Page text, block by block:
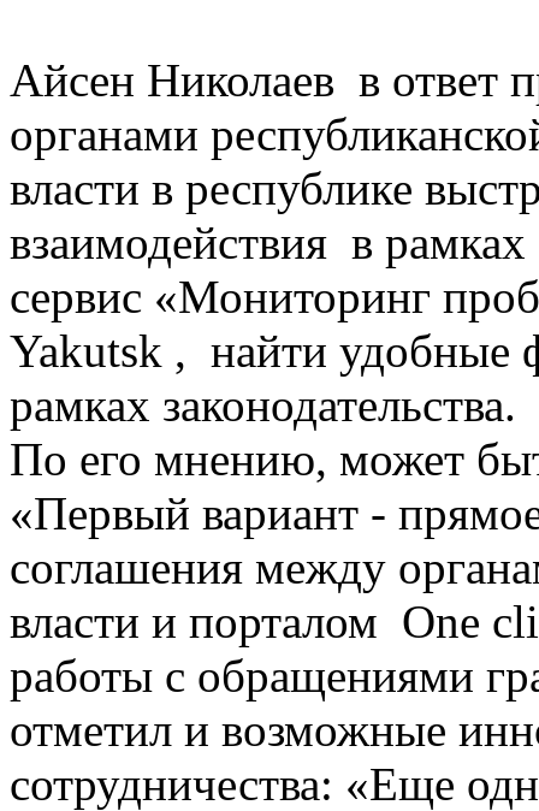
Айсен Николаев в ответ
органами
власти в республике
взаимодействия в
сервис «Мониторинг
Yakutsk , найти удобные
рамках законодательства.
По его мнению, может
«Первый вариант -
соглашения между
власти и порталом One
работы с обращениями
отметил и возможные
сотрудничества: «Еще